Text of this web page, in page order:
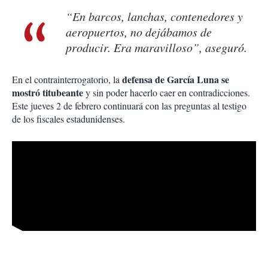
“En barcos, lanchas, contenedores y
aeropuertos, no dejábamos de
producir. Era maravilloso”, aseguró.
En el contrainterrogatorio, ladefensa de García Luna se
mostró titubeantey sin poder hacerlo caer en contradicciones.
Este jueves 2 de febrero continuará con las preguntas al testigo
de los fiscales estadunidenses.